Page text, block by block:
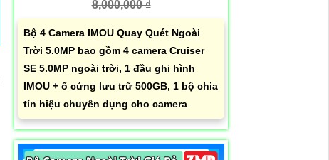
8,000,000 ₫
Bộ 4 Camera IMOU Quay Quét Ngoài
Trời 5.0MP bao gồm 4 camera Cruiser
SE 5.0MP ngoài trời, 1 đầu ghi hình
IMOU + ổ cứng lưu trữ 500GB, 1 bộ chia
tín hiệu chuyên dụng cho camera